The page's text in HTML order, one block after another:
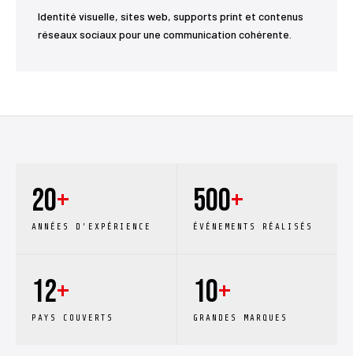
Identité visuelle, sites web, supports print et contenus
réseaux sociaux pour une communication cohérente.
20+
ANNÉES D'EXPÉRIENCE
500+
ÉVÉNEMENTS RÉALISÉS
12+
PAYS COUVERTS
10+
GRANDES MARQUES